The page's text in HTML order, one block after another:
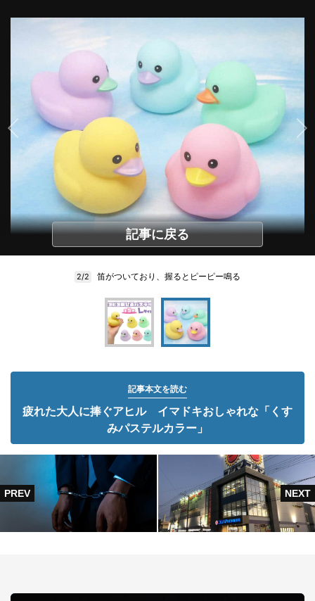
記事に戻る
2/2 笛がついており、握るとピーピー鳴る
記事本文を読む
疲れた大人に捧ぐアヒル イマドキおしゃれな「くす
みパステルカラー」